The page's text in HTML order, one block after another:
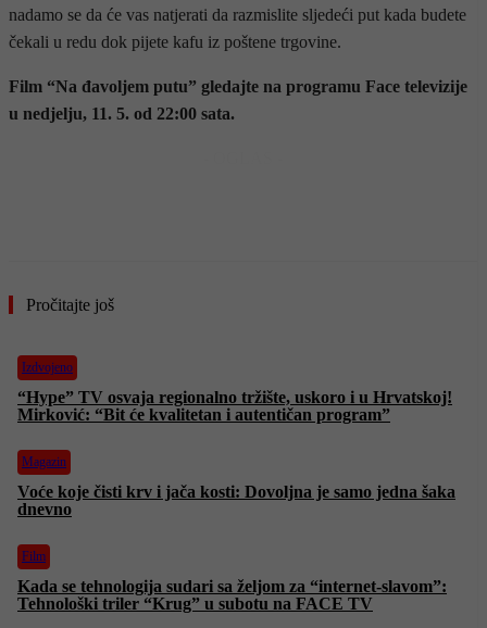
nadamo se da će vas natjerati da razmislite sljedeći put kada budete
čekali u redu dok pijete kafu iz poštene trgovine.
Film “Na đavoljem putu” gledajte na programu Face televizije
u nedjelju, 11. 5. od 22:00 sata.
Pročitajte još
Izdvojeno
“Hype” TV osvaja regionalno tržište, uskoro i u Hrvatskoj!
Mirković: “Bit će kvalitetan i autentičan program”
Magazin
Voće koje čisti krv i jača kosti: Dovoljna je samo jedna šaka
dnevno
Film
Kada se tehnologija sudari sa željom za “internet-slavom”:
Tehnološki triler “Krug” u subotu na FACE TV